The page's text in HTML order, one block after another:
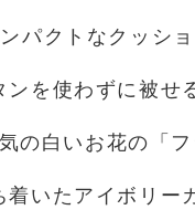
パクトなクッシ
を使わずに被せ
の白いお花の「
着いたアイボリー